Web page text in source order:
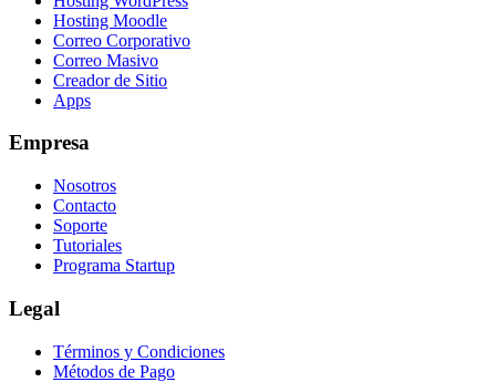
Hosting Moodle
Correo Corporativo
Correo Masivo
Creador de Sitio
Apps
Empresa
Nosotros
Contacto
Soporte
Tutoriales
Programa Startup
Legal
Términos y Condiciones
Métodos de Pago